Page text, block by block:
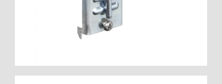
WORK SYSTEM JÖNKÖPING